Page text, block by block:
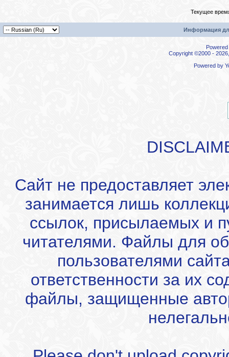
Текущее
Информация
Copyright ©2000 -
Powered by
Сайт не предоставляет
занимается лишь
ссылок, присылаемых и
читателями. Файлы для
пользователями
ответственности за их
файлы, защищенные